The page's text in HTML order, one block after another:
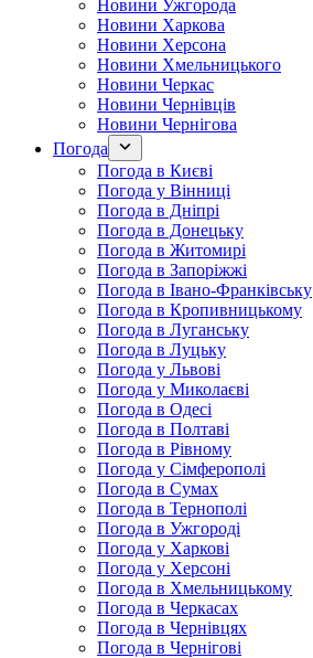
Новини Ужгорода
Новини Харкова
Новини Херсона
Новини Хмельницького
Новини Черкас
Новини Чернівців
Новини Чернігова
Погода
Погода в Києві
Погода у Вінниці
Погода в Дніпрі
Погода в Донецьку
Погода в Житомирі
Погода в Запоріжжі
Погода в Івано-Франківську
Погода в Кропивницькому
Погода в Луганську
Погода в Луцьку
Погода у Львові
Погода у Миколаєві
Погода в Одесі
Погода в Полтаві
Погода в Рівному
Погода у Сімферополі
Погода в Сумах
Погода в Тернополі
Погода в Ужгороді
Погода у Харкові
Погода у Херсоні
Погода в Хмельницькому
Погода в Черкасах
Погода в Чернівцях
Погода в Чернігові